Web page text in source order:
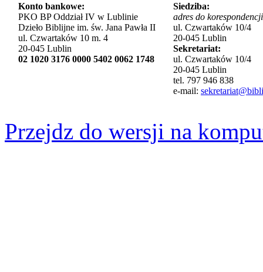
Konto bankowe:
PKO BP Oddział IV w Lublinie
Dzieło Biblijne im. św. Jana Pawła II
ul. Czwartaków 10 m. 4
20-045 Lublin
02 1020 3176 0000 5402 0062 1748
Siedziba:
adres do
ul. Czwartaków 10/4
20-045 Lublin
Sekretariat:
ul. Czwartaków 10/4
20-045 Lublin
tel. 797 946 838
e-mail:
Przejdz do wersji na